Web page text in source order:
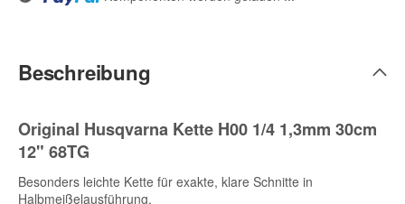
Loading...
Beschreibung
Original Husqvarna Kette H00 1/4 1,3mm 30cm
12" 68TG
Besonders leichte Kette für exakte, klare Schnitte in
Halbmeißelausführung.